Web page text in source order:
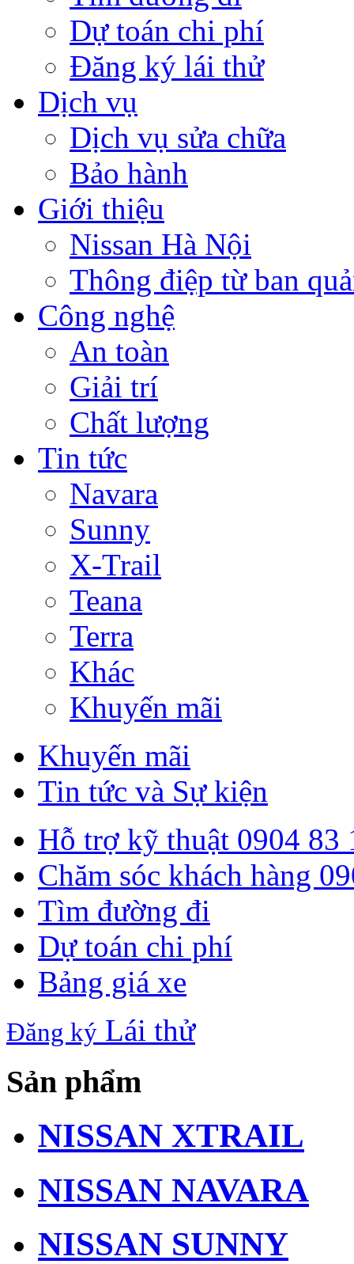
Dự toán chi phí
Đăng ký lái thử
Dịch vụ
Dịch vụ sửa chữa
Bảo hành
Giới thiệu
Nissan Hà Nội
Thông điệp từ ban
Công nghệ
An toàn
Giải trí
Chất lượng
Tin tức
Navara
Sunny
X-Trail
Teana
Terra
Khác
Khuyến mãi
Khuyến mãi
Tin tức và Sự kiện
Hỗ trợ kỹ thuật 0904 83
Chăm sóc khách hàng
Tìm đường đi
Dự toán chi phí
Bảng giá xe
Đăng ký Lái thử
Sản phẩm
NISSAN XTRAIL
NISSAN NAVARA
NISSAN SUNNY